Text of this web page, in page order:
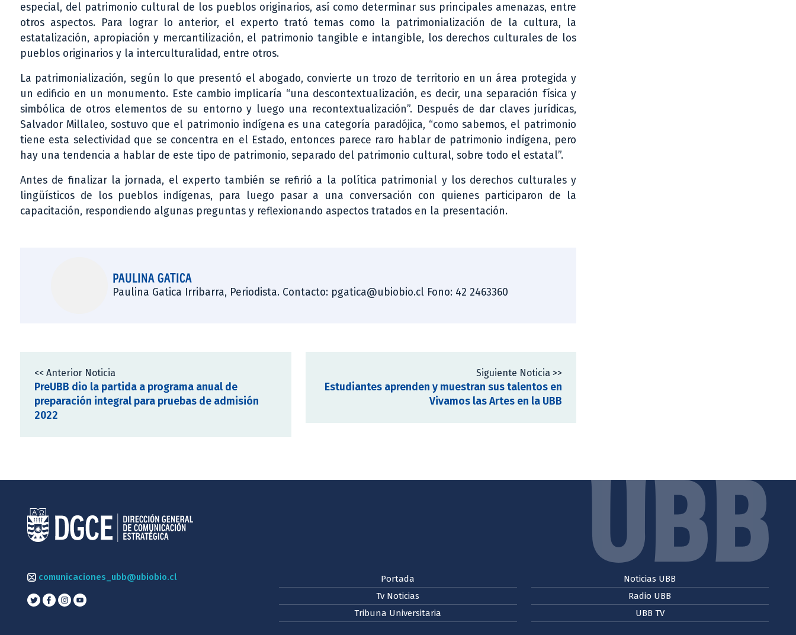
especial, del patrimonio cultural de los pueblos originarios, así como determinar sus principales amenazas, entre
otros aspectos. Para lograr lo anterior, el experto trató temas como la patrimonialización de la cultura, la
estatalización, apropiación y mercantilización, el patrimonio tangible e intangible, los derechos culturales de los
pueblos originarios y la interculturalidad, entre otros.
La patrimonialización, según lo que presentó el abogado, convierte un trozo de territorio en un área protegida y
un edificio en un monumento. Este cambio implicaría “una descontextualización, es decir, una separación física y
simbólica de otros elementos de su entorno y luego una recontextualización”. Después de dar claves jurídicas,
Salvador Millaleo, sostuvo que el patrimonio indígena es una categoría paradójica, “como sabemos, el patrimonio
tiene esta selectividad que se concentra en el Estado, entonces parece raro hablar de patrimonio indígena, pero
hay una tendencia a hablar de este tipo de patrimonio, separado del patrimonio cultural, sobre todo el estatal”.
Antes de finalizar la jornada, el experto también se refirió a la política patrimonial y los derechos culturales y
lingüísticos de los pueblos indígenas, para luego pasar a una conversación con quienes participaron de la
capacitación, respondiendo algunas preguntas y reflexionando aspectos tratados en la presentación.
PAULINA GATICA
Paulina Gatica Irribarra, Periodista. Contacto: pgatica@ubiobio.cl Fono: 42 2463360
<< Anterior Noticia
PreUBB dio la partida a programa anual de
preparación integral para pruebas de admisión
2022
Siguiente Noticia >>
Estudiantes aprenden y muestran sus talentos en
Vivamos las Artes en la UBB
comunicaciones_ubb@ubiobio.cl
Portada
Tv Noticias
Tribuna Universitaria
Noticias UBB
Radio UBB
UBB TV